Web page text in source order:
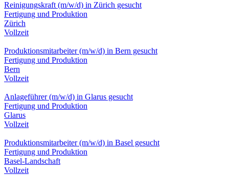
Reinigungskraft (m/w/d) in Zürich gesucht
Fertigung und Produktion
Zürich
Vollzeit
Produktionsmitarbeiter (m/w/d) in Bern gesucht
Fertigung und Produktion
Bern
Vollzeit
Anlageführer (m/w/d) in Glarus gesucht
Fertigung und Produktion
Glarus
Vollzeit
Produktionsmitarbeiter (m/w/d) in Basel gesucht
Fertigung und Produktion
Basel-Landschaft
Vollzeit